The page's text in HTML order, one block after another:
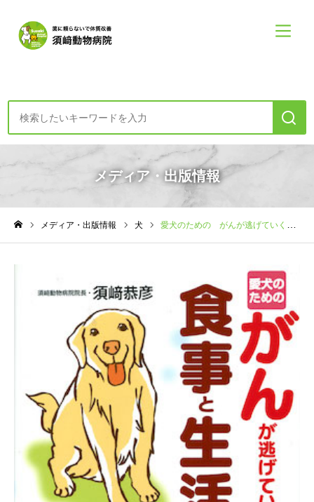
診療案内・申し込み
初めての方へー診療の方針
食・健康・心コラム
須崎動物病院について
須崎動物病院について
病気・症状
困った時はここ
獣医師紹介
診療案内・申し込み
対応できないこと
診療案内メニュー
めじろ台診療
移動式診療
電話相談
フォトチェック
バイオレゾナンストリートメント
よくある質問
須崎院長が運営する各種サイト
須崎サプリ
須崎動物病院のサプリメント販売サイト
メディア・出版情報
メディア・出版情報 犬 愛犬のための がんが逃げていく食事と生活